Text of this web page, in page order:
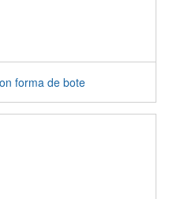
forma de bote